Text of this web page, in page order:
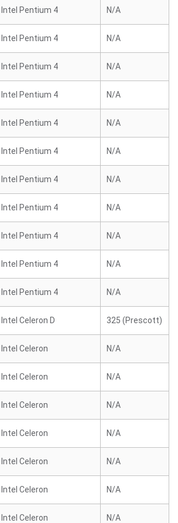
Intel Pentium 4 N/A
Intel Pentium 4 N/A
Intel Pentium 4 N/A
Intel Pentium 4 N/A
Intel Pentium 4 N/A
Intel Pentium 4 N/A
Intel Pentium 4 N/A
Intel Pentium 4 N/A
Intel Pentium 4 N/A
Intel Pentium 4 N/A
Intel Pentium 4 N/A
Intel Celeron D 325 (Prescott)
Intel Celeron N/A
Intel Celeron N/A
Intel Celeron N/A
Intel Celeron N/A
Intel Celeron N/A
Intel Celeron N/A
Intel Celeron N/A